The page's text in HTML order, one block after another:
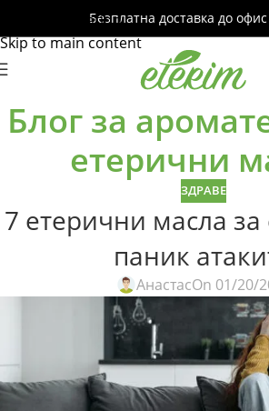
Skip to navigation
Skip to main content
Безплатна доставка до
Блог за
етерични
ЗДРАВЕ
7 етерични масла за
паник
АнастасOn 01/20/